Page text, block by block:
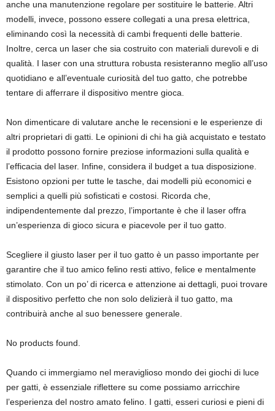
anche una manutenzione regolare per sostituire le batterie. Altri
modelli, invece, possono essere collegati a una presa elettrica,
eliminando così la necessità di cambi frequenti delle batterie.
Inoltre, cerca un laser che sia costruito con materiali durevoli e di
qualità. I laser con una struttura robusta resisteranno meglio all’uso
quotidiano e all’eventuale curiosità del tuo gatto, che potrebbe
tentare di afferrare il dispositivo mentre gioca.
Non dimenticare di valutare anche le recensioni e le esperienze di
altri proprietari di gatti. Le opinioni di chi ha già acquistato e testato
il prodotto possono fornire preziose informazioni sulla qualità e
l’efficacia del laser. Infine, considera il budget a tua disposizione.
Esistono opzioni per tutte le tasche, dai modelli più economici e
semplici a quelli più sofisticati e costosi. Ricorda che,
indipendentemente dal prezzo, l’importante è che il laser offra
un’esperienza di gioco sicura e piacevole per il tuo gatto.
Scegliere il giusto laser per il tuo gatto è un passo importante per
garantire che il tuo amico felino resti attivo, felice e mentalmente
stimolato. Con un po’ di ricerca e attenzione ai dettagli, puoi trovare
il dispositivo perfetto che non solo delizierà il tuo gatto, ma
contribuirà anche al suo benessere generale.
No products found.
Quando ci immergiamo nel meraviglioso mondo dei giochi di luce
per gatti, è essenziale riflettere su come possiamo arricchire
l’esperienza del nostro amato felino. I gatti, esseri curiosi e pieni di